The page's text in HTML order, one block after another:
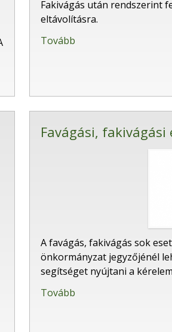
Fakivágás után rendszerint
eltávolításra.
Tovább
Favágási, fakivágási
A favágás, fakivágás sok
önkormányzat jegyzőjénél
segítséget nyújtani a
Tovább